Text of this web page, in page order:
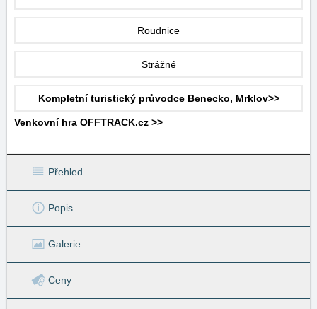
Roudnice
Strážné
Kompletní turistický průvodce Benecko, Mrklov>>
Venkovní hra OFFTRACK.cz >>
Přehled
Popis
Galerie
Ceny